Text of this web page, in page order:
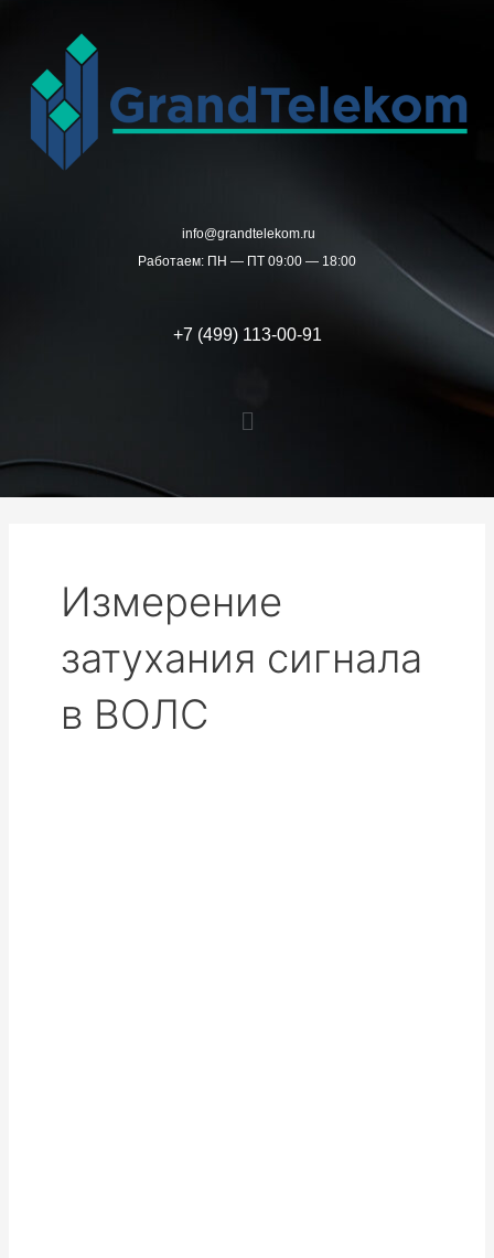
содержимому
info@grandtelekom.ru
Работаем: ПН — ПТ 09:00 — 18:00
+7 (499) 113-00-91
Меню
Измерение
затухания сигнала
в ВОЛС